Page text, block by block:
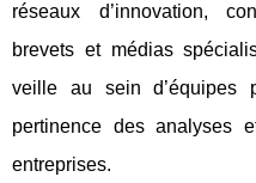
réseaux d’innovation,
brevets et médias
veille au sein d’équipes
pertinence des analyses
entreprises.